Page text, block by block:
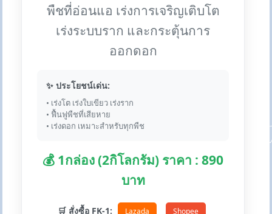
พืชที่อ่อนแอ เร่งการเจริญเติบโต
เร่งระบบราก และกระตุ้นการ
ออกดอก
✨ ประโยชน์เด่น:
• เร่งโต เร่งใบเขียว เร่งราก
• ฟื้นฟูพืชที่เสียหาย
• เร่งดอก เหมาะสำหรับทุกพืช
💰 1กล่อง (2กิโลกรัม) ราคา : 890
บาท
🛒 สั่งซื้อ FK-1: Lazada Shopee